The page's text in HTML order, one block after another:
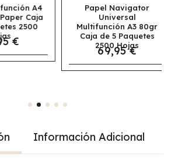
A4
Caja
2500
€
Papel Navigator
Universal
Multifunción A3 80gr
Caja de 5 Paquetes
2500 Hojas
69,95 €
Información Adicional